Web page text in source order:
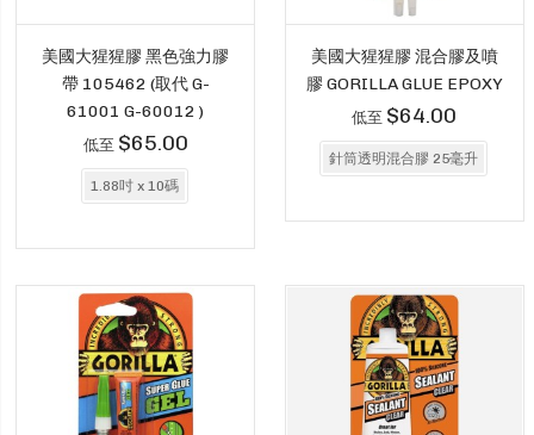
美國大猩猩膠 黑色強力膠
帶 105462 (取代 G-
61001 G-60012 )
低至 $65.00
1.88吋 x 10碼
美國大猩猩膠 混合膠及噴
膠 GORILLA GLUE EPOXY
低至 $64.00
針筒透明混合膠 25毫升